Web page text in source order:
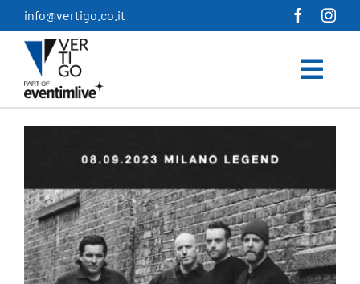
Salta
al
contenuto
info@vertigo.co.it